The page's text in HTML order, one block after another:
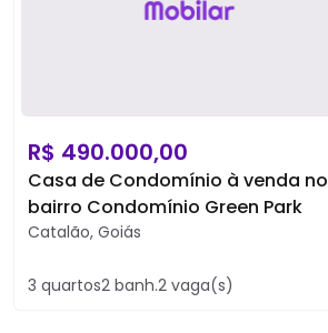
R$ 490.000,00
Casa de Condomínio à venda no
bairro Condomínio Green Park
Catalão, Goiás
3 quartos2 banh.2 vaga(s)